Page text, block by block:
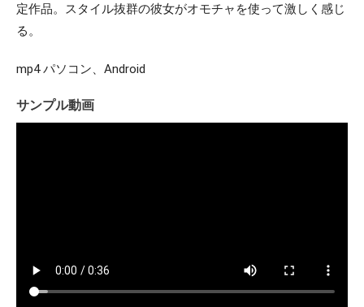
定作品。スタイル抜群の彼女がオモチャを使って激しく感じ
る。
mp4 パソコン、Android
サンプル動画